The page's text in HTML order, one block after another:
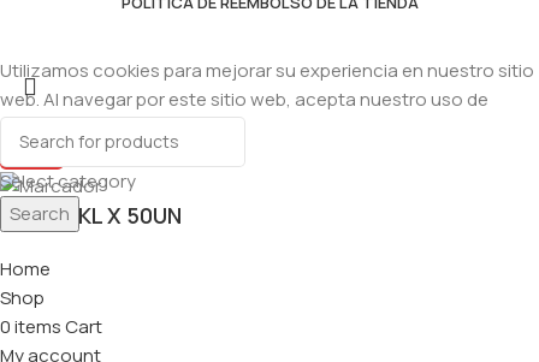
Select category
Search
Utilizamos cookies para mejorar su experiencia en nuestro sitio
web. Al navegar por este sitio web, acepta nuestro uso de
cookies.
Accept
SAL 1/2KL X 50UN
Home
Shop
0itemsCart
My account